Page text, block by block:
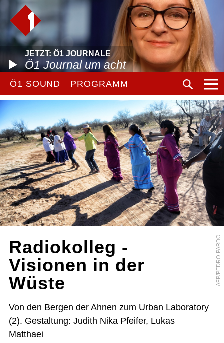
JETZT: Ö1 JOURNALE
Ö1 Journal um acht
Ö1 SOUND PROGRAMM
AFP/PEDRO PARDO
Radiokolleg -
Visionen in der
Wüste
Von den Bergen der Ahnen zum Urban Laboratory
(2). Gestaltung: Judith Nika Pfeifer, Lukas
Matthaei